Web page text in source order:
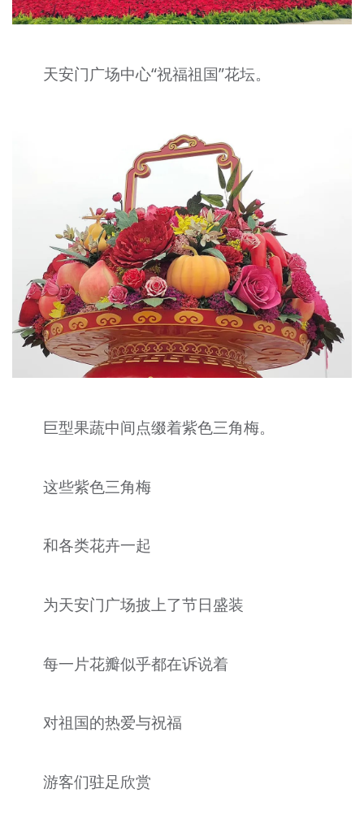
天安门广场中心“祝福祖国”花坛。
巨型果蔬中间点缀着紫色三角梅。
这些紫色三角梅
和各类花卉一起
为天安门广场披上了节日盛装
每一片花瓣似乎都在诉说着
对祖国的热爱与祝福
游客们驻足欣赏